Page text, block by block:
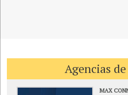
Agencias
MAX